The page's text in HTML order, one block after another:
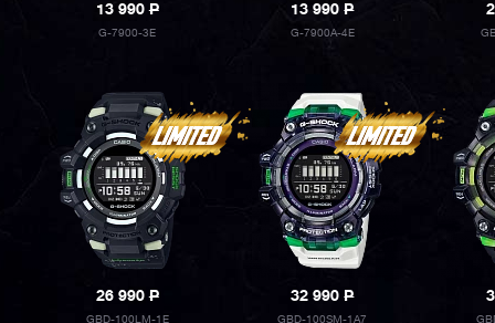
13 990P
G-7900-3E
13 990P
G-7900A-4E
26 990P
GBD-100LM-1E
32 990P
GBD-100SM-1A7